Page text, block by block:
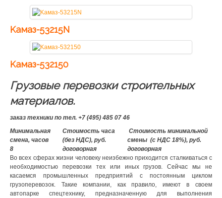
Kaмаз-53215N
Kaмаз-532150
Грузовые перевозки строительных
материалов.
заказ техники по тел. +7 (495) 485 07 46
Минимальная
смена, часов
Стоимость часа
(без НДС), руб.
Стоимость минимальной
смены (с НДС 18%), руб.
8
договорная
договорная
Во всех сферах жизни человеку неизбежно приходится сталкиваться с
необходимостью перевозки тех или иных грузов. Сейчас мы не
касаемся промышленных предприятий с постоянным циклом
грузоперевозок. Такие компании, как правило, имеют в своем
автопарке спецтехнику, предназначенную для выполнения